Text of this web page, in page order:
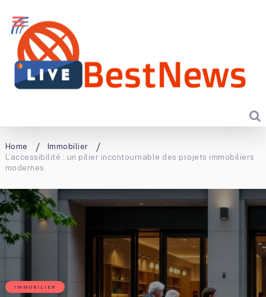
Home
Immobilier
L’accessibilité : un pilier incontournable des projets immobiliers
modernes
IMMOBILIER